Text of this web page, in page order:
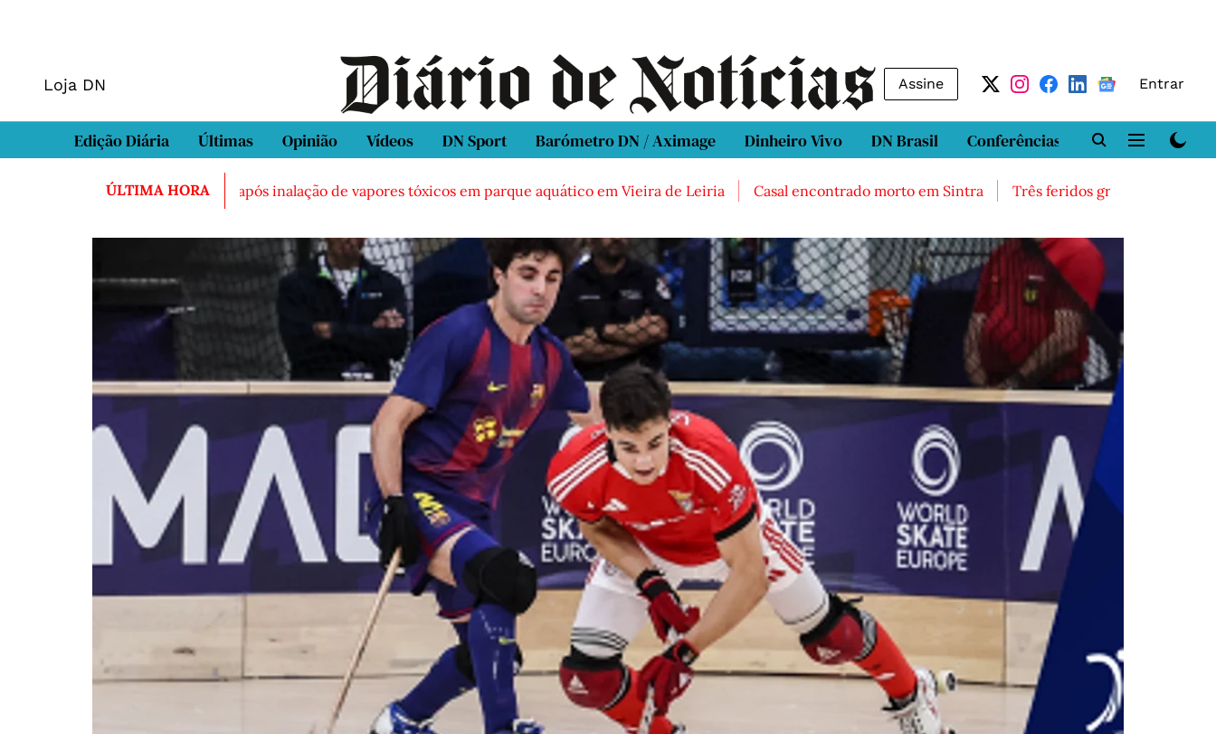
Loja DN Assine Entrar
Edição Diária Últimas Opinião Vídeos DN Sport Barómetro DN / Aximage Dinheiro Vivo DN Brasil Conferências DN LAB
ÚLTIMA HORA
Três feridos graves após inalação de vapores tóxicos em parque aquático em Vieira de Leiria Casal encontrado morto em Sintra Três feridos graves após inalação de